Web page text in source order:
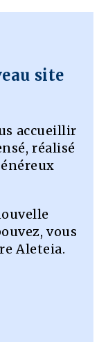
site
accueillir
réalisé
vous
Aleteia.